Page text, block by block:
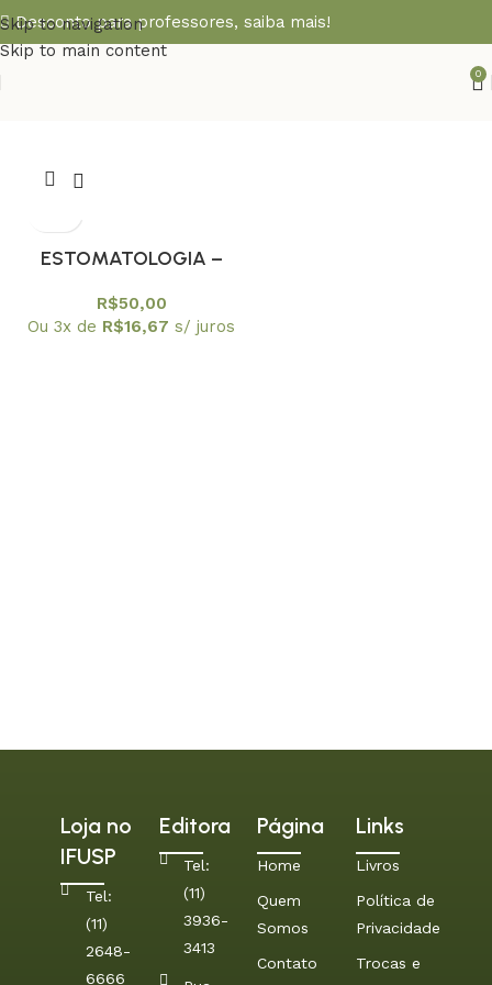
Skip to navigation
Skip to main content
Desconto para professores, saiba mais!
0
ESTOMATOLOGIA –
Boca
R$50,00
Ou 3x de R$16,67 s/ juros
Loja no
IFUSP
Tel:
(11)
2648-
6666
Editora
Tel:
(11)
3936-
3413
Página
Home
Quem
Somos
Contato
Links
Livros
Política de
Privacidade
Trocas e